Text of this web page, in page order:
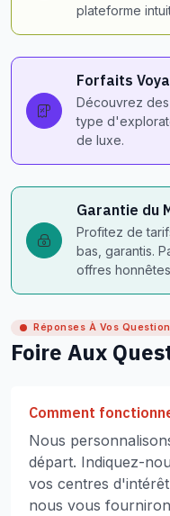
plateforme
Forfaits
Découvrez
type
de luxe.
Garantie du
Profitez de
bas, garantis.
offres
Réponses À Vos
Foire Aux
Comment
Nous
départ. Indiquez-
vos centres
nous vous